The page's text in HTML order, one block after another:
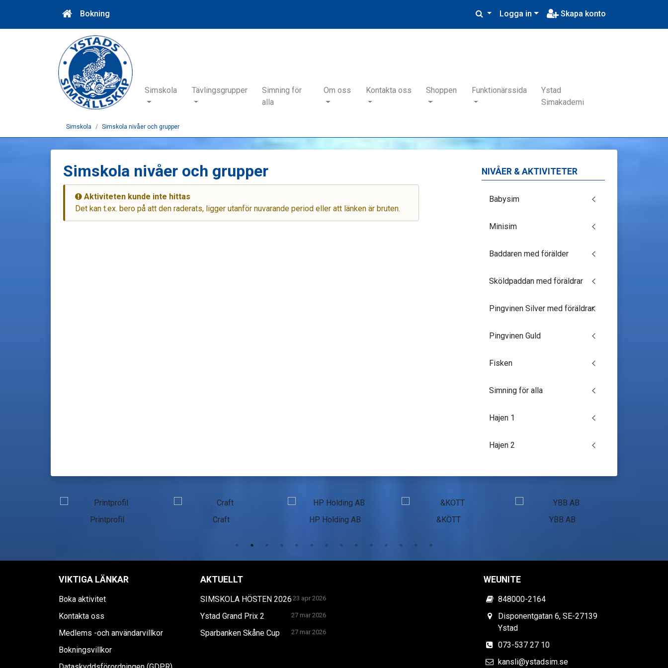
Bokning Logga in Skapa konto
Simskola Tävlingsgrupper
Simning för
alla
Om oss Kontakta oss Shoppen Funktionärssida
Ystad
Simakademi
Simskola Simskola nivåer och grupper
Simskola nivåer och grupper
Aktiviteten kunde inte hittas
Det kan t.ex. bero på att den raderats, ligger utanför nuvarande period eller att länken är bruten.
NIVÅER & AKTIVITETER
Babysim
Minisim
Baddaren med förälder
Sköldpaddan med föräldrar
Pingvinen Silver med föräldrar
Pingvinen Guld
Fisken
Simning för alla
Hajen 1
Hajen 2
Printprofil Craft HP Holding AB &KÖTT YBB AB
VIKTIGA LÄNKAR
Boka aktivitet
Kontakta oss
Medlems -och användarvillkor
Bokningsvillkor
AKTUELLT
SIMSKOLA HÖSTEN 2026 23 apr 2026
Ystad Grand Prix 2 27 mar 2026
Sparbanken Skåne Cup 27 mar 2026
WEUNITE
848000-2164
Disponentgatan 6, SE-27139
Ystad
073-537 27 10
kansli@ystadsim.se